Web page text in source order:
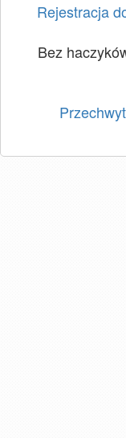
Rejestracja
Bez